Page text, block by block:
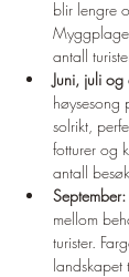
blir lengre
antall
Juni, juli og
høysesong
solrikt,
fotturer og
antall
September:
mellom
turister.
landskapet